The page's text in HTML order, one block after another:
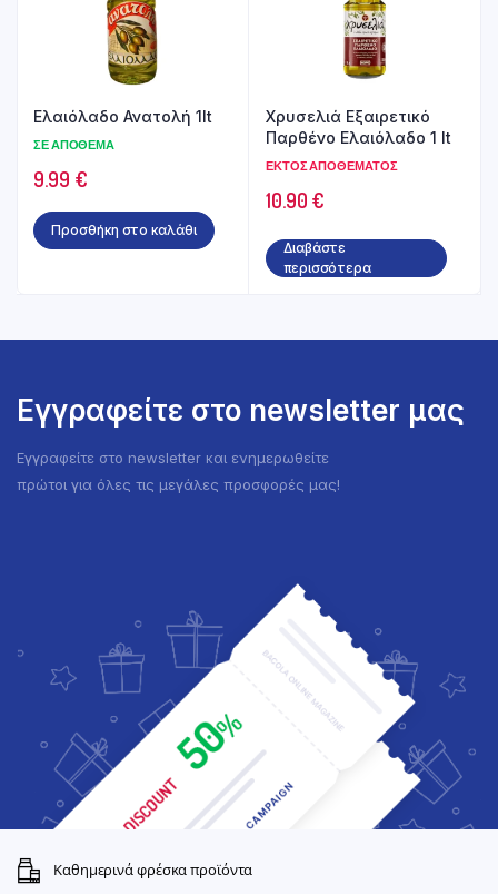
Ελαιόλαδο Ανατολή 1lt
ΣΕ ΑΠΌΘΕΜΑ
9.99 €
Προσθήκη στο καλάθι
Χρυσελιά Εξαιρετικό
Παρθένο Ελαιόλαδο 1 lt
ΕΚΤΌΣ ΑΠΟΘΈΜΑΤΟΣ
10.90 €
Διαβάστε
περισσότερα
Εγγραφείτε στο newsletter μας
Εγγραφείτε στο newsletter και ενημερωθείτε
πρώτοι για όλες τις μεγάλες προσφορές μας!
Καθημερινά φρέσκα προϊόντα